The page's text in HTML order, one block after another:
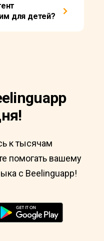
для детей?
к тысячам
помогать вашему
с Beelinguapp!